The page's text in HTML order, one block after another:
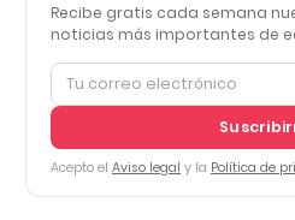
Recibe gratis cada semana
noticias más importantes de
Acepto el Aviso legal y la Política de